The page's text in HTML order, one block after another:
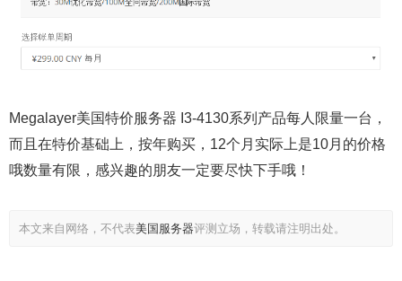
Megalayer美国特价服务器 I3-4130系列产品每人限量一台，
而且在特价基础上，按年购买，12个月实际上是10月的价格
哦数量有限，感兴趣的朋友一定要尽快下手哦！
本文来自网络，不代表美国服务器评测立场，转载请注明出处。